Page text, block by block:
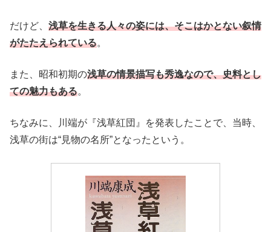
だけど、 浅草を生きる人々の姿には、そこはかとない叙情
がたたえられている。
また、昭和初期の浅草の情景描写も秀逸なので、史料とし
ての魅力もある。
ちなみに、川端が『浅草紅団』を発表したことで、当時、
浅草の街は“見物の名所”となったという。